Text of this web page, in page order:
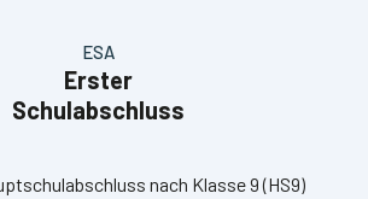
ESA
Erster
Schulabschluss
nach Klasse 9 (HS9)